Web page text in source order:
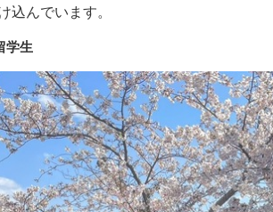
込んでいます。
学生